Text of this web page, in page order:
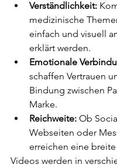
Verständlichkeit:
medizinische
einfach und visuell
erklärt werden.
Emotionale
schaffen Vertrauen
Bindung zwischen
Marke.
Reichweite: Ob
Webseiten oder
erreichen eine
Videos werden in